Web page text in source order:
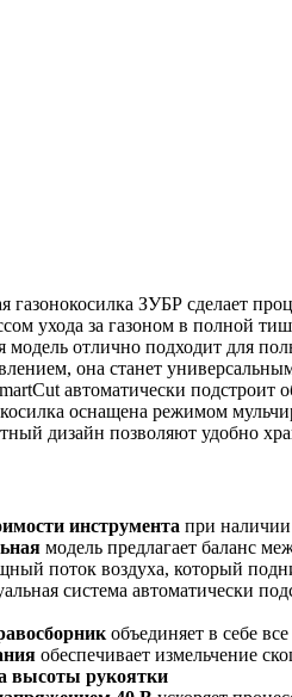
газонокосилка ЗУБР сделает
ухода за газоном в полной
модель отлично подходит для
она станет
автоматически
оснащена режимом
дизайн позволяют удобно
инструмента при
модель предлагает баланс
поток воздуха, который
система автоматически
объединяет в себе
обеспечивает измельчение
высоты рукоятки